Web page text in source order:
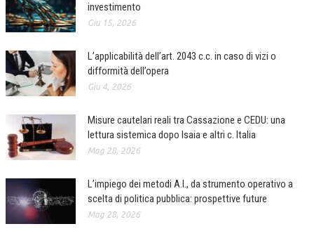
INVITI E PROMOZIONI
investimento
Giu 15, 2026
L’applicabilità dell’art. 2043 c.c. in caso di vizi o
difformità dell’opera
Giu 4, 2026
Misure cautelari reali tra Cassazione e CEDU: una
lettura sistemica dopo Isaia e altri c. Italia
Mag 28, 2026
L’impiego dei metodi A.I., da strumento operativo a
scelta di politica pubblica: prospettive future
Mag 28, 2026